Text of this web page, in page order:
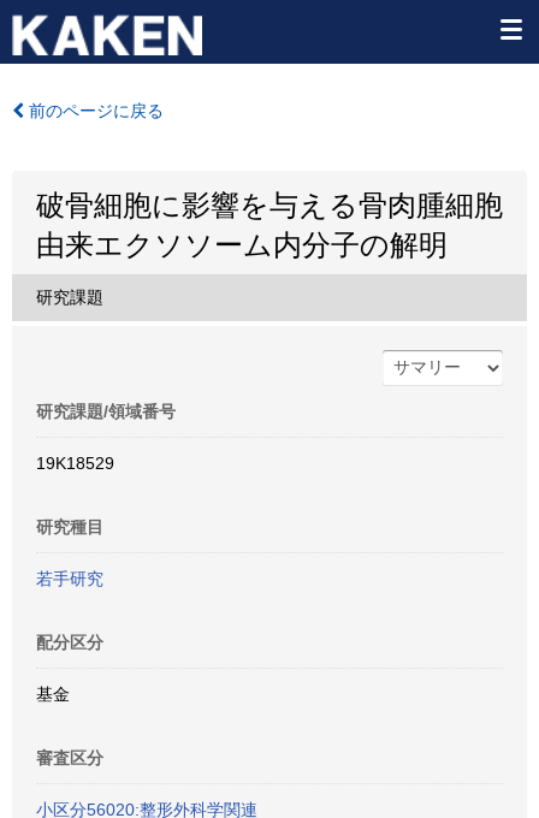
前のページに戻る
破骨細胞に影響を与える骨肉腫細胞
由来エクソソーム内分子の解明
研究課題
研究課題/領域番号
19K18529
研究種目
若手研究
配分区分
基金
審査区分
小区分56020:整形外科学関連